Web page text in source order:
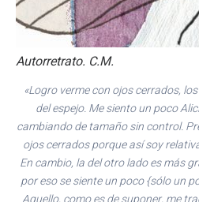
Autorretrato. C.M.
«Logro verme con ojos cerrados,
del espejo. Me siento un poco
cambiando de tamaño sin control.
ojos cerrados porque así soy
En cambio, la del otro lado es más
por eso se siente un poco {sólo un